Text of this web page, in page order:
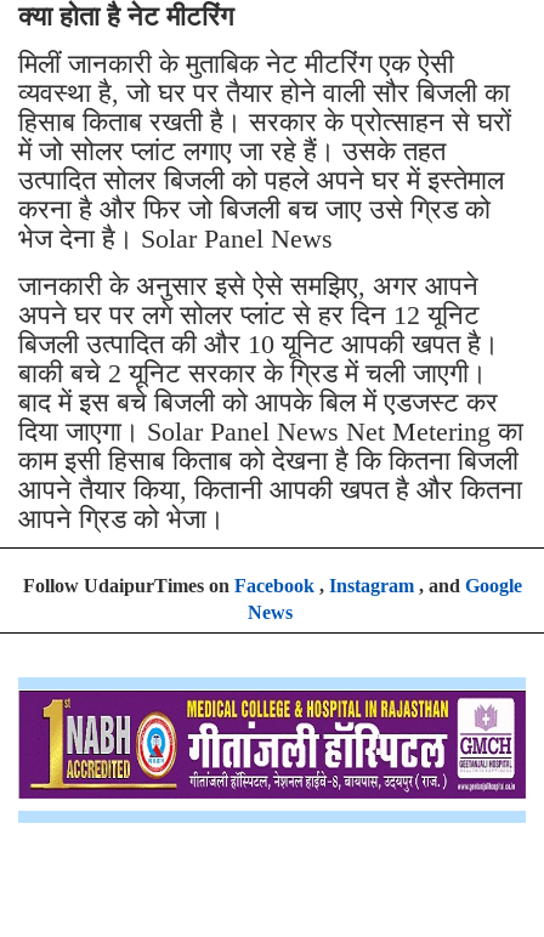
क्या होता है नेट मीटरिंग
मिलीं जानकारी के मुताबिक नेट मीटरिंग एक ऐसी
व्यवस्था है, जो घर पर तैयार होने वाली सौर बिजली का
हिसाब किताब रखती है। सरकार के प्रोत्साहन से घरों
में जो सोलर प्लांट लगाए जा रहे हैं। उसके तहत
उत्पादित सोलर बिजली को पहले अपने घर में इस्तेमाल
करना है और फिर जो बिजली बच जाए उसे ग्रिड को
भेज देना है। Solar Panel News
जानकारी के अनुसार इसे ऐसे समझिए, अगर आपने
अपने घर पर लगे सोलर प्लांट से हर दिन 12 यूनिट
बिजली उत्पादित की और 10 यूनिट आपकी खपत है।
बाकी बचे 2 यूनिट सरकार के ग्रिड में चली जाएगी।
बाद में इस बचे बिजली को आपके बिल में एडजस्ट कर
दिया जाएगा। Solar Panel News Net Metering का
काम इसी हिसाब किताब को देखना है कि कितना बिजली
आपने तैयार किया, कितानी आपकी खपत है और कितना
आपने ग्रिड को भेजा।
Follow UdaipurTimes on Facebook, Instagram, and Google
News